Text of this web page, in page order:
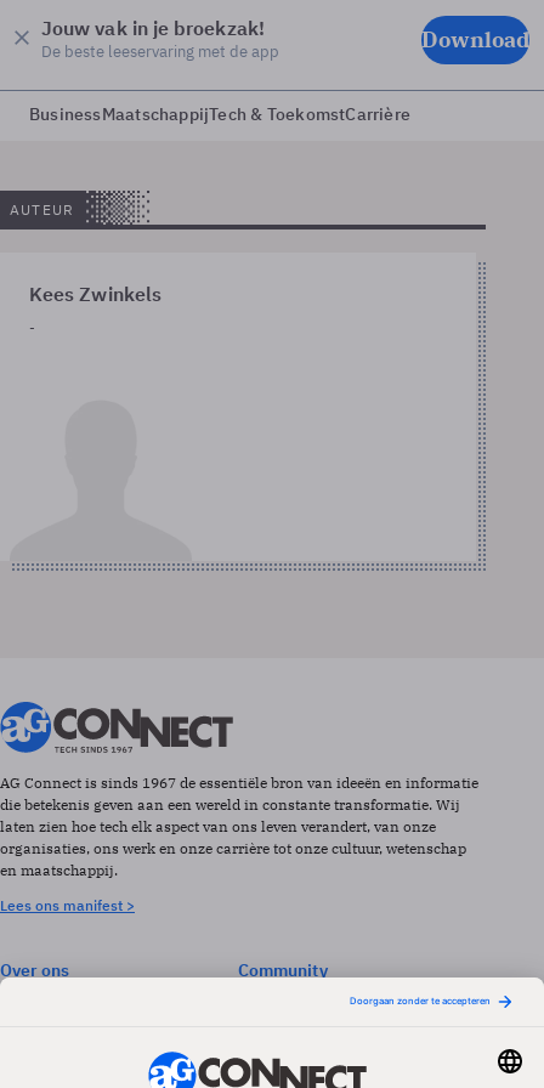
Jouw vak in je broekzak!
De beste leeservaring met de app Download
BusinessMaatschappijTech & ToekomstCarrière
AUTEUR
Kees Zwinkels
-
AG Connect is sinds 1967 de essentiële bron van ideeën en informatie
die betekenis geven aan een wereld in constante transformatie. Wij
laten zien hoe tech elk aspect van ons leven verandert, van onze
organisaties, ons werk en onze carrière tot onze cultuur, wetenschap
en maatschappij.
Lees ons manifest >
Over ons
Community
Events & Opleidingen
Vacatures